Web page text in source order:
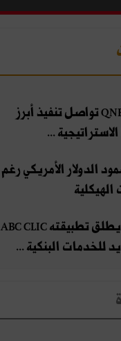
مجموعة QNB تواصل تنفيذ أبرز
الاستراتيجية ...
الدولار الأمريكي رغم
للخدمات البنكية ...